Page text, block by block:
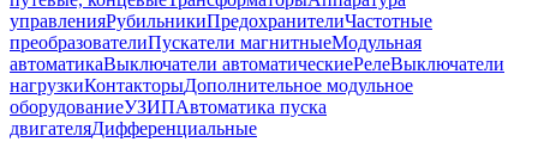
управленияРубильникиПредохранителиЧастотные
преобразователиПускатели магнитныеМодульная
автоматикаВыключатели автоматическиеРелеВыключатели
нагрузкиКонтакторыДополнительное модульное
оборудованиеУЗИПАвтоматика пуска
двигателяДифференциальные